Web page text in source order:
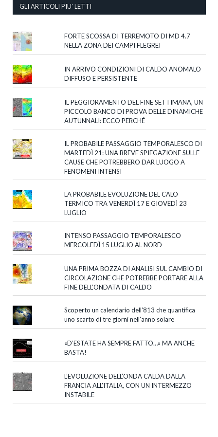
GLI ARTICOLI PIU’ LETTI
FORTE SCOSSA DI TERREMOTO DI MD 4.7
NELLA ZONA DEI CAMPI FLEGREI
IN ARRIVO CONDIZIONI DI CALDO ANOMALO
DIFFUSO E PERSISTENTE
IL PEGGIORAMENTO DEL FINE SETTIMANA, UN
PICCOLO BANCO DI PROVA DELLE DINAMICHE
AUTUNNALI: ECCO PERCHÉ
IL PROBABILE PASSAGGIO TEMPORALESCO DI
MARTEDÌ 21: UNA BREVE SPIEGAZIONE SULLE
CAUSE CHE POTREBBERO DAR LUOGO A
FENOMENI INTENSI
LA PROBABILE EVOLUZIONE DEL CALO
TERMICO TRA VENERDÌ 17 E GIOVEDÌ 23
LUGLIO
INTENSO PASSAGGIO TEMPORALESCO
MERCOLEDÌ 15 LUGLIO AL NORD
UNA PRIMA BOZZA DI ANALISI SUL CAMBIO DI
CIRCOLAZIONE CHE POTREBBE PORTARE ALLA
FINE DELL’ONDATA DI CALDO
Scoperto un calendario dell’813 che quantifica
uno scarto di tre giorni nell’anno solare
«D’ESTATE HA SEMPRE FATTO…» MA ANCHE
BASTA!
L’EVOLUZIONE DELL’ONDA CALDA DALLA
FRANCIA ALL’ITALIA, CON UN INTERMEZZO
INSTABILE